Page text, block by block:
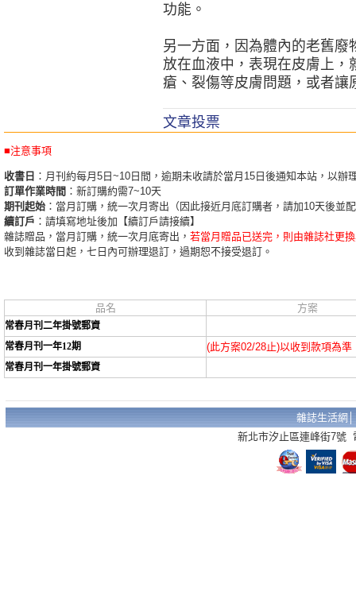
功能。
另一方面，因為體內的老舊
放在血液中，表現在皮膚上，
瘡、裂傷等皮膚問題，或者讓
文章投票
■注意事項
收書日 ：月刊約每月5日~10日間，逾期未收請於當月15日後通知本站，以辦
訂單作業時間 ：新訂購約需7~10天
期刊起始 ：當月訂購，統一次月寄出（因此接近月底訂購者，請加10天後並
續訂戶 ：請填寫地址後加【續訂戶請接續】
雜誌贈品，當月訂購，統一次月底寄出， 若當月贈品已送完，則由雜誌社更
收到雜誌當日起，七日內可辦理退訂，過期恕不接受退訂。
品名 方案
常春月刊二年掛號郵資
常春月刊一年12期
(此方案02/28止)以收到款項為準
常春月刊一年掛號郵資
雜誌生活網
新北市汐止區連峰街7號